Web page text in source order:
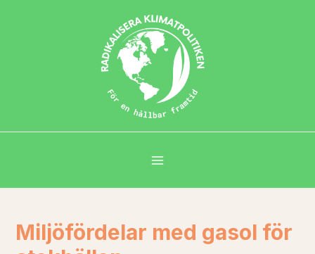
Miljöfördelar med gasol för